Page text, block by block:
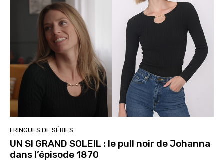
FRINGUES DE SÉRIES
UN SI GRAND SOLEIL : le pull noir de Johanna
dans l’épisode 1870